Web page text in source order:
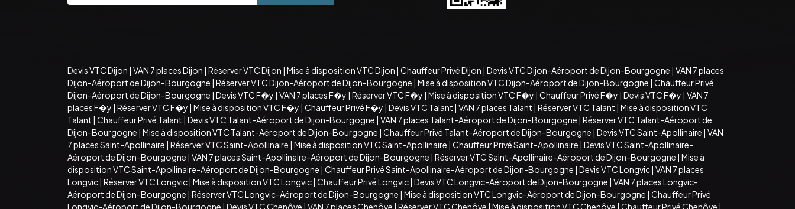
Devis VTC Dijon | VAN 7 places Dijon | Réserver VTC Dijon | Mise à disposition VTC Dijon | Chauffeur Privé Dijon | Devis VTC Dijon-Aéroport de Dijon-Bourgogne | VAN 7 places
Dijon-Aéroport de Dijon-Bourgogne | Réserver VTC Dijon-Aéroport de Dijon-Bourgogne | Mise à disposition VTC Dijon-Aéroport de Dijon-Bourgogne | Chauffeur Privé
Dijon-Aéroport de Dijon-Bourgogne | Devis VTC F�y | VAN 7 places F�y | Réserver VTC F�y | Mise à disposition VTC F�y | Chauffeur Privé F�y | Devis VTC F�y | VAN 7
places F�y | Réserver VTC F�y | Mise à disposition VTC F�y | Chauffeur Privé F�y | Devis VTC Talant | VAN 7 places Talant | Réserver VTC Talant | Mise à disposition VTC
Talant | Chauffeur Privé Talant | Devis VTC Talant-Aéroport de Dijon-Bourgogne | VAN 7 places Talant-Aéroport de Dijon-Bourgogne | Réserver VTC Talant-Aéroport de
Dijon-Bourgogne | Mise à disposition VTC Talant-Aéroport de Dijon-Bourgogne | Chauffeur Privé Talant-Aéroport de Dijon-Bourgogne | Devis VTC Saint-Apollinaire | VAN
7 places Saint-Apollinaire | Réserver VTC Saint-Apollinaire | Mise à disposition VTC Saint-Apollinaire | Chauffeur Privé Saint-Apollinaire | Devis VTC Saint-Apollinaire-
Aéroport de Dijon-Bourgogne | VAN 7 places Saint-Apollinaire-Aéroport de Dijon-Bourgogne | Réserver VTC Saint-Apollinaire-Aéroport de Dijon-Bourgogne | Mise à
disposition VTC Saint-Apollinaire-Aéroport de Dijon-Bourgogne | Chauffeur Privé Saint-Apollinaire-Aéroport de Dijon-Bourgogne | Devis VTC Longvic| VAN 7 places
Longvic| Réserver VTC Longvic| Mise à disposition VTC Longvic| Chauffeur Privé Longvic| Devis VTC Longvic-Aéroport de Dijon-Bourgogne | VAN 7 places Longvic-
Aéroport de Dijon-Bourgogne | Réserver VTC Longvic-Aéroport de Dijon-Bourgogne | Mise à disposition VTC Longvic-Aéroport de Dijon-Bourgogne | Chauffeur Privé
Longvic-Aéroport de Dijon-Bourgogne | Devis VTC Chenôve | VAN 7 places Chenôve | Réserver VTC Chenôve | Mise à disposition VTC Chenôve | Chauffeur Privé Chenôve |